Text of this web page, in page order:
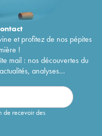
et profitez de nos pépites
!
mail : nos découvertes du
analyses...
de recevoir des